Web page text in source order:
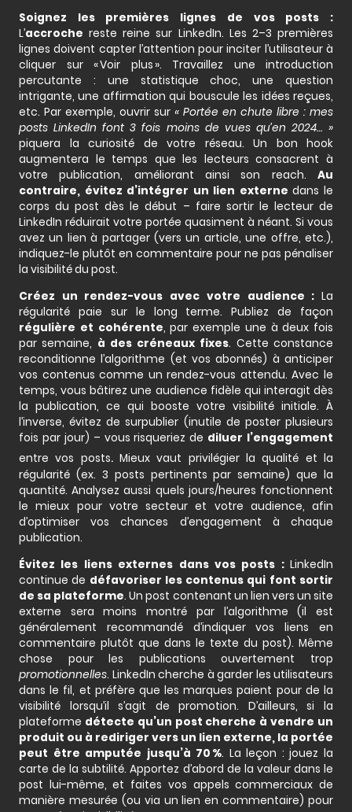
Soignez les premières lignes de vos posts :
L’accroche reste reine sur LinkedIn. Les 2–3 premières
lignes doivent capter l’attention pour inciter l’utilisateur à
cliquer sur « Voir plus ». Travaillez une introduction
percutante : une statistique choc, une question
intrigante, une affirmation qui bouscule les idées reçues,
etc. Par exemple, ouvrir sur « Portée en chute libre : mes
posts LinkedIn font 3 fois moins de vues qu’en 2024… »
piquera la curiosité de votre réseau. Un bon hook
augmentera le temps que les lecteurs consacrent à
votre publication, améliorant ainsi son reach. Au
contraire, évitez d’intégrer un lien externe dans le
corps du post dès le début – faire sortir le lecteur de
LinkedIn réduirait votre portée quasiment à néant. Si vous
avez un lien à partager (vers un article, une offre, etc.),
indiquez-le plutôt en commentaire pour ne pas pénaliser
la visibilité du post.
Créez un rendez-vous avec votre audience : La
régularité paie sur le long terme. Publiez de façon
régulière et cohérente, par exemple une à deux fois
par semaine, à des créneaux fixes. Cette constance
reconditionne l’algorithme (et vos abonnés) à anticiper
vos contenus comme un rendez-vous attendu. Avec le
temps, vous bâtirez une audience fidèle qui interagit dès
la publication, ce qui booste votre visibilité initiale. À
l’inverse, évitez de surpublier (inutile de poster plusieurs
fois par jour) – vous risqueriez de diluer l’engagement
entre vos posts.Mieux vaut privilégier la qualité et la
régularité (ex. 3 posts pertinents par semaine) que la
quantité. Analysez aussi quels jours/heures fonctionnent
le mieux pour votre secteur et votre audience, afin
d’optimiser vos chances d’engagement à chaque
publication.
Évitez les liens externes dans vos posts :LinkedIn
continue de défavoriser les contenus qui font sortir
de sa plateforme. Un post contenant un lien vers un site
externe sera moins montré par l’algorithme (il est
généralement recommandé d’indiquer vos liens en
commentaire plutôt que dans le texte du post). Même
chose pour les publications ouvertement trop
promotionnelles. LinkedIn cherche à garder les utilisateurs
dans le fil, et préfère que les marques paient pour de la
visibilité lorsqu’il s’agit de promotion. D’ailleurs, si la
plateforme détecte qu’un post cherche à vendre un
produit ou à rediriger vers un lien externe, la portée
peut être amputée jusqu’à 70 %. La leçon : jouez la
carte de la subtilité. Apportez d’abord de la valeur dans le
post lui-même, et faites vos appels commerciaux de
manière mesurée (ou via un lien en commentaire) pour